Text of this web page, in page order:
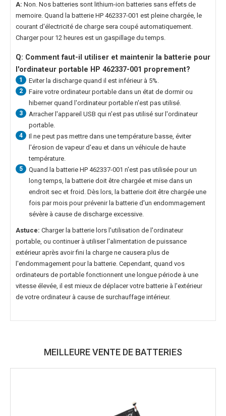
A: Non. Nos batteries sont lithium-ion batteries sans effets de
memoire. Quand la batterie HP 462337-001 est pleine chargée, le
courant d'électricité de charge sera coupé automatiquement.
Charger pour 12 heures est un gaspillage du temps.
Q: Comment faut-il utiliser et maintenir la batterie pour
l'ordinateur portable HP 462337-001 proprement?
1 Eviter la discharge quand il est inférieur à 5%.
2
Faire votre ordinateur portable dans un état de dormir ou
hiberner quand l'ordinateur portable n'est pas utilisé.
3
Arracher l'appareil USB qui n'est pas utilisé sur l'ordinateur
portable.
4
Il ne peut pas mettre dans une température basse, éviter
l'érosion de vapeur d'eau et dans un véhicule de haute
température.
5 Quand la batterie HP 462337-001 n'est pas utilisée pour un
long temps, la batterie doit être chargée et mise dans un
endroit sec et froid. Dès lors, la batterie doit être chargée une
fois par mois pour prévenir la batterie d'un endommagement
sévère à cause de discharge excessive.
Astuce: Charger la batterie lors l'utilisation de l'ordinateur
portable, ou continuer à utiliser l'alimentation de puissance
extérieur après avoir fini la charge ne causera plus de
l'endommagement pour la batterie. Cependant, quand vos
ordinateurs de portable fonctionnent une longue période à une
vitesse élevée, il est mieux de déplacer votre batterie à l'extérieur
de votre ordinateur à cause de surchauffage intérieur.
MEILLEURE VENTE DE BATTERIES